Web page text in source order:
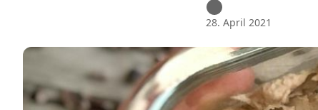
28. April 2021